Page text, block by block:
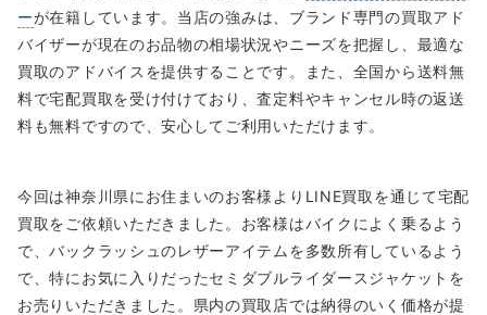
ーが在籍しています。当店の強みは、ブランド専門の買取アド
バイザーが現在のお品物の相場状況やニーズを把握し、最適な
買取のアドバイスを提供することです。また、全国から送料無
料で宅配買取を受け付けており、査定料やキャンセル時の返送
料も無料ですので、安心してご利用いただけます。
今回は神奈川県にお住まいのお客様よりLINE買取を通じて宅配
買取をご依頼いただきました。お客様はバイクによく乗るよう
で、バックラッシュのレザーアイテムを多数所有しているよう
で、特にお気に入りだったセミダブルライダースジャケットを
お売りいただきました。県内の買取店では納得のいく価格が提